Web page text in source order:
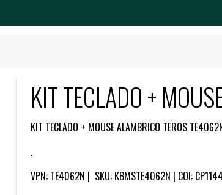
KIT TECLADO +
KIT TECLADO + MOUSE ALAMBRICO TEROS
.
VPN: TE4062N | SKU: KBMSTE4062N | COI: CP1144